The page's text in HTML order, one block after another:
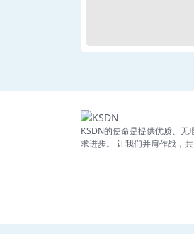
KSDN的使命是提供优质、无
求进步。 让我们并肩作战，